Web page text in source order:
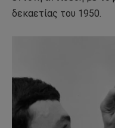
δεκαετίας του 1950.